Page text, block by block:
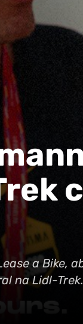
a Bike,
na Lidl-Trek.